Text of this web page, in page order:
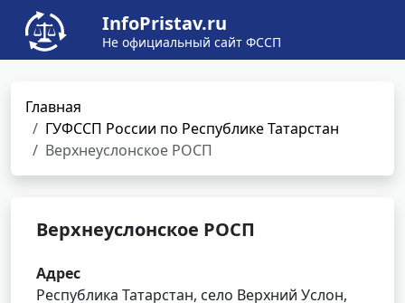
InfoPristav.ru
Не официальный сайт ФССП
Главная
ГУФССП России по Республике Татарстан
Верхнеуслонское РОСП
Верхнеуслонское РОСП
Адрес
Республика Татарстан, село Верхний Услон,